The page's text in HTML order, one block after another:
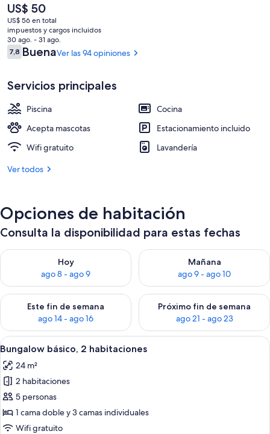
Una piscina al aire libre de
El
precio
actual
es
de
US$ 50
US$ 50
US$ 56 en total
impuestos y cargos incluidos
30 ago. - 31 ago.
Opiniones
7,87,8 de 10
BuenaVer las 94 opiniones
Servicios principales
Piscina
Cocina
Acepta mascotas
Estacionamiento incluido
Wifi gratuito
Lavandería
Ver todos
Opciones de habitación
Consulta la disponibilidad para estas fechas
Hoy
ago 8 - ago 9
Consulta la disponibilidad para hoy ago 8 - ago 9
Mañana
ago 9 - ago 10
Consulta la disponibilidad
Este fin de semana
ago 14 - ago 16
Consulta la disponibilidad para este fin de semana ago 14 -
Próximo fin de semana
ago 21 - ago 23
Consulta la disponibilidad
Ver
todas
las
fotos
de
Bungalow
básico,
Una cama bien hecha con dos
5
Bungalow básico, 2 habitaciones
24 m²
2 habitaciones
5 personas
1 cama doble y 3 camas individuales
Wifi gratuito